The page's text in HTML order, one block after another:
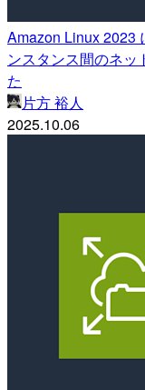
Amazon Linux 2023
ンスタンス間のネ
た
片方 裕人
2025.10.06